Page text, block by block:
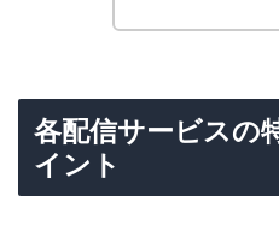
各配信サービスの
イント